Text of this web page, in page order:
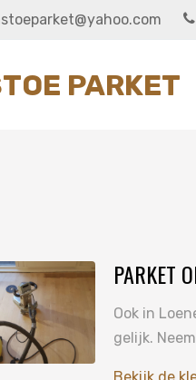
PARKET
PARKET
Ook in
gelijk.